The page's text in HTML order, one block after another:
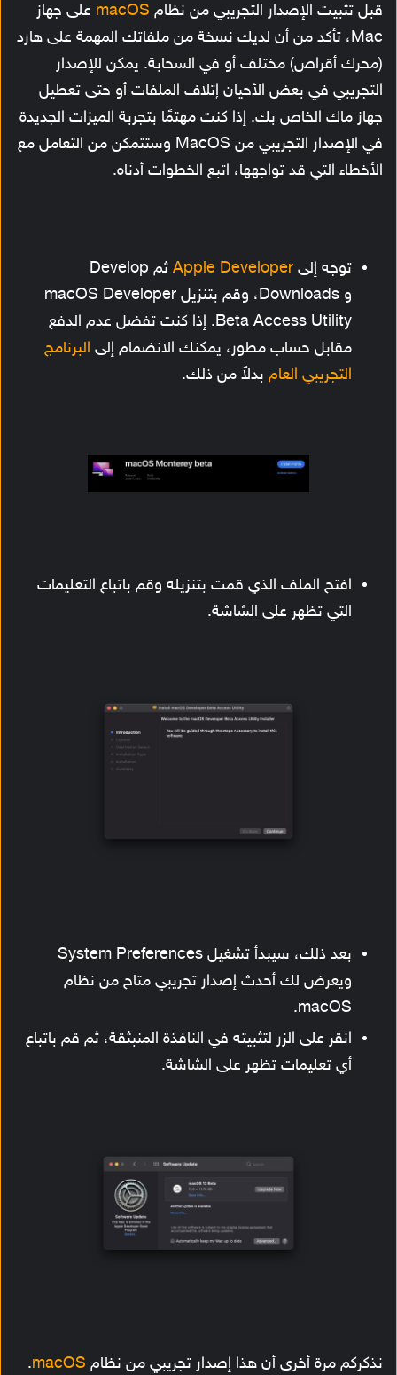
قبل تثبيت الإصدار التجريبي من نظام macOS على جهاز
Mac، تأكد من أن لديك نسخة من ملفاتك المهمة على هارد
(محرك أقراص) مختلف أو في السحابة. يمكن للإصدار
التجريبي في بعض الأحيان إتلاف الملفات أو حتى تعطيل
جهاز ماك الخاص بك. إذا كنت مهتمًا بتجربة الميزات الجديدة
في الإصدار التجريبي من MacOS وستتمكن من التعامل مع
الأخطاء التي قد تواجهها، اتبع الخطوات أدناه.
توجه إلى Apple Developer
ثم Develop
و Downloads، وقم بتنزيل macOS Developer
Beta Access Utility. إذا كنت تفضل عدم الدفع
مقابل حساب مطور، يمكنك الانضمام إلى البرنامج
التجريبي العام بدلاً من ذلك.
افتح الملف الذي قمت بتنزيله وقم باتباع التعليمات
التي تظهر على الشاشة.
بعد ذلك، سيبدأ تشغيل System Preferences
ويعرض لك أحدث إصدار تجريبي متاح من نظام
macOS.
انقر على الزر لتثبيته في النافذة المنبثقة، ثم قم باتباع
أي تعليمات تظهر على الشاشة.
نذكركم مرة أخرى أن هذا إصدار تجريبي من نظام macOS
.